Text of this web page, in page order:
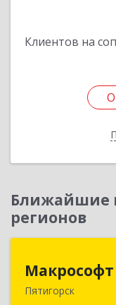
Клиентов на
Ближайшие
регионов
Пятигорск
357501,